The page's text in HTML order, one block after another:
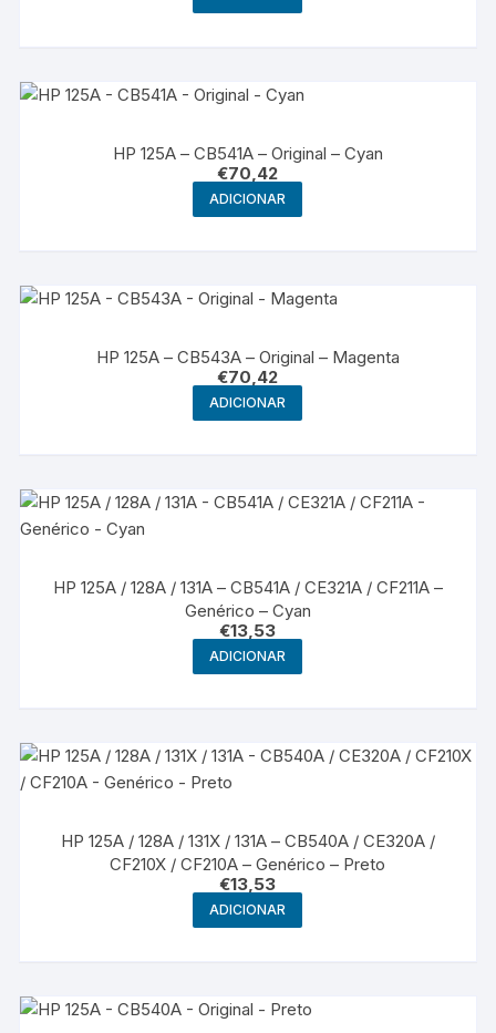
HP 125A – CB541A – Original – Cyan
€70,42
ADICIONAR
HP 125A – CB543A – Original – Magenta
€70,42
ADICIONAR
HP 125A / 128A / 131A – CB541A / CE321A / CF211A –
Genérico – Cyan
€13,53
ADICIONAR
HP 125A / 128A / 131X / 131A – CB540A / CE320A /
CF210X / CF210A – Genérico – Preto
€13,53
ADICIONAR